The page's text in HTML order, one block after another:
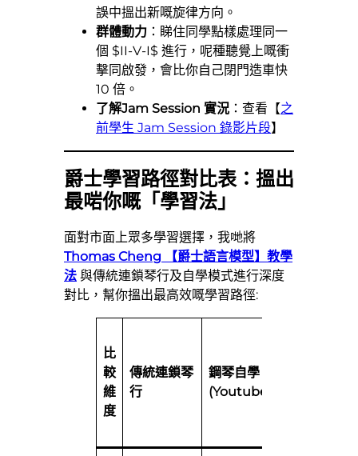
誤中搵出新嘅旋律方向。
群體動力 ：睇住同學點樣處理同一
個 $II-V-I$ 進行，呢種聽覺上嘅衝
擊同啟發，會比你自己閉門造車快
10 倍。
了解Jam Session 實況 ：查看【之
前學生 Jam Session 錄影片段】
爵士學習路徑對比表：搵出
最啱你嘅「學習法」
面對市面上眾多學習選擇，我哋將
Thomas Cheng 【爵士語言模型】教學
法 與傳統連鎖琴行及自學模式進行深度
對比，幫你搵出最高效嘅學習路徑:
比
較
維
度
傳統連鎖琴
行
鋼琴自學
(Youtube/Reddit)